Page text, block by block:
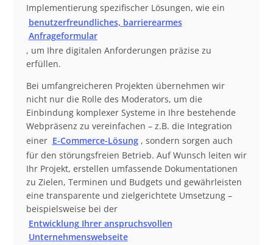
Implementierung spezifischer Lösungen, wie ein
benutzerfreundliches, barrierearmes
Anfrageformular
, um Ihre digitalen Anforderungen präzise zu
erfüllen.
Bei umfangreicheren Projekten übernehmen wir
nicht nur die Rolle des Moderators, um die
Einbindung komplexer Systeme in Ihre bestehende
Webpräsenz zu vereinfachen – z.B. die Integration
einer E-Commerce-Lösung , sondern sorgen auch
für den störungsfreien Betrieb. Auf Wunsch leiten wir
Ihr Projekt, erstellen umfassende Dokumentationen
zu Zielen, Terminen und Budgets und gewährleisten
eine transparente und zielgerichtete Umsetzung –
beispielsweise bei der
Entwicklung Ihrer anspruchsvollen
Unternehmenswebseite